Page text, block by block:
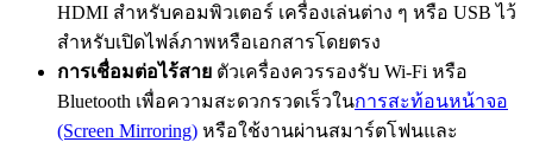
HDMI สำหรับคอมพิวเตอร์ เครื่องเล่นต่าง ๆ หรือ USB ไว้
สำหรับเปิดไฟล์ภาพหรือเอกสารโดยตรง
การเชื่อมต่อไร้สาย ตัวเครื่องควรรองรับ Wi-Fi หรือ
Bluetooth เพื่อความสะดวกรวดเร็วในการสะท้อนหน้าจอ
(Screen Mirroring) หรือใช้งานผ่านสมาร์ตโฟนและ